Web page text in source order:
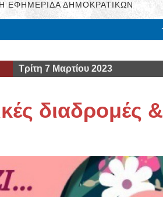
ΕΦΗΜΕΡΙΔΑ ΔΗΜΟΚΡΑΤΙΚΩΝ
Τρίτη 7 Μαρτίου 2023
διαδρομές